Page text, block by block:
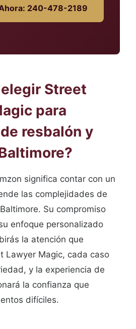
240-478-2189
Street
para
resbalón y
significa contar con un
las complejidades de
Su compromiso
enfoque personalizado
la atención que
Lawyer Magic, cada caso
y la experiencia de
la confianza que
difíciles.